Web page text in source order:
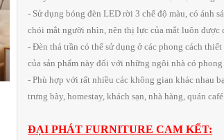
- Sử dụng bóng đèn LED rời 3 chế độ màu, có ánh
chói mắt người nhìn, nên thị lực của mắt luôn được
- Đèn thả trần có thể sử dụng ở các phong cách
của sản phẩm này đối với những ngôi nhà có
- Phù hợp với rất nhiều các không gian khác nhau
trưng bày, homestay, khách sạn, nhà hàng, quán café...
ĐẠI PHÁT FURNITURE CAM KẾT: